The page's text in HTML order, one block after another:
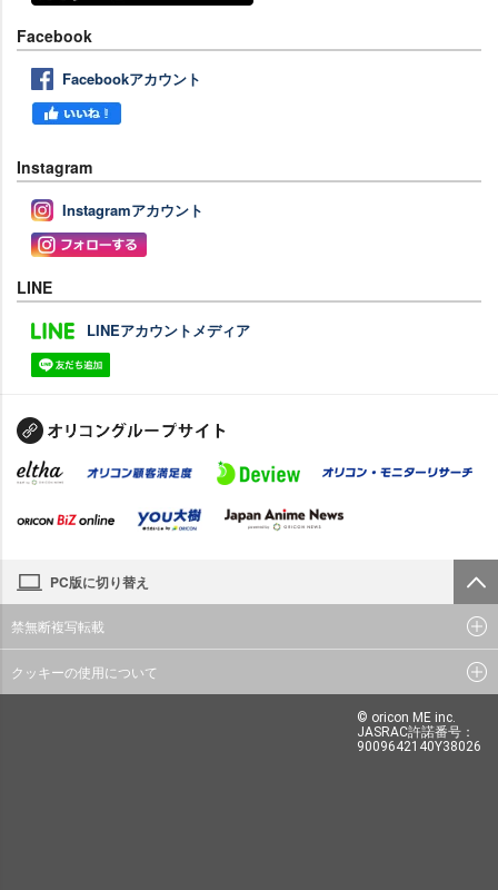
Facebook
Facebookアカウント
Instagram
Instagramアカウント
LINE
LINEアカウントメディア
PC版に切り替え
禁無断複写転載
クッキーの使用について
© oricon ME inc.
JASRAC許諾番号：
9009642140Y38026